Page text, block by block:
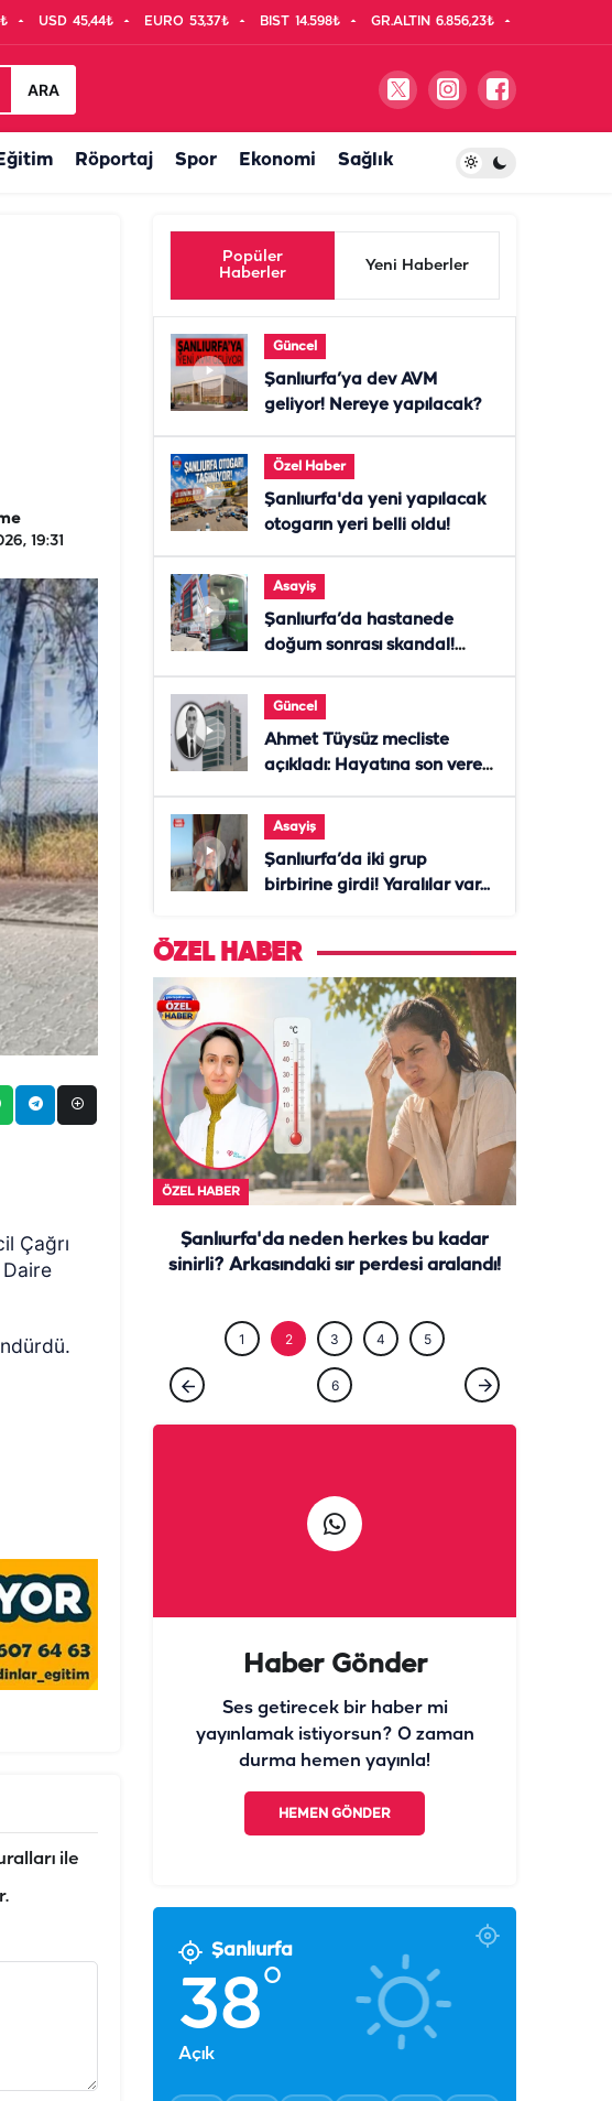
USD 45,44₺ EURO 53,37₺ BIST 14.598₺ GR.ALTIN 6.856,23₺
ARA
Eğitim Röportaj Spor Ekonomi Sağlık
19:31
Çağrı
Daire
ile
Popüler
Haberler
Yeni Haberler
Güncel
Şanlıurfa’ya dev AVM
geliyor! Nereye yapılacak?
Özel Haber
Şanlıurfa'da yeni yapılacak
otogarın yeri belli oldu!
Asayiş
Şanlıurfa’da hastanede
doğum sonrası skandal!
Güncel
Ahmet Tüysüz mecliste
açıkladı: Hayatına son veren
ölmezdim" notunu bıraktı
Asayiş
Şanlıurfa’da iki grup
birbirine girdi! Yaralılar var...
ÖZEL HABER
ÖZEL HABER
Şanlıurfa'da neden herkes bu kadar
sinirli? Arkasındaki sır perdesi aralandı!
1 2 3 4 5
6
Haber Gönder
Ses getirecek bir haber mi
yayınlamak istiyorsun? O zaman
durma hemen yayınla!
HEMEN GÖNDER
Şanlıurfa
38°
Açık